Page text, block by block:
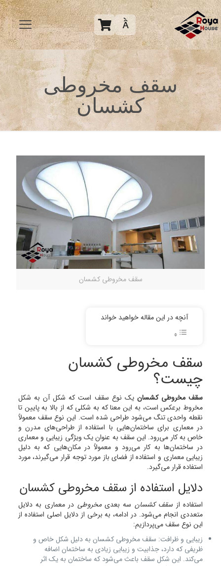

سقف مخروطی
کشسان
سقف مخروطی کشسان
آنچه در این مقاله خواهید خواند
سقف مخروطی کشسان
چیست؟
سقف مخروطی کشسان یک نوع سقف است که شکل آن به شکل
مخروط برعکس است، به این معنا که به شکلی که از بالا به پایین تا
نقطه واحدی تنگ می‌شود طراحی شده است. این نوع سقف معمولاً
در معماری برای ساختمان‌هایی با استفاده از طراحی‌های مدرن و
خاص به کار می‌رود. این سقف به عنوان یک ویژگی زیبایی و معماری
در ساختمان‌ها به کار می‌رود و معمولاً در مکان‌هایی که به دلیل
زیبایی معماری و استفاده از فضای باز مورد توجه قرار می‌گیرند، مورد
استفاده قرار می‌گیرد.
دلایل استفاده از سقف مخروطی کشسان
استفاده از سقف کشسان سه بعدیمخروطی در معماری به دلایل
متعددی انجام می‌شود. در ادامه، به برخی از دلایل اصلی استفاده از
این نوع سقف می‌پردازیم:
زیبایی و ظرافت: سقف مخروطی کشسان به دلیل شکل خاص و
ظریفی که دارد، جذابیت و زیبایی زیادی به ساختمان اضافه
می‌کند. این شکل سقف باعث می‌شود که ساختمان به یک اثر